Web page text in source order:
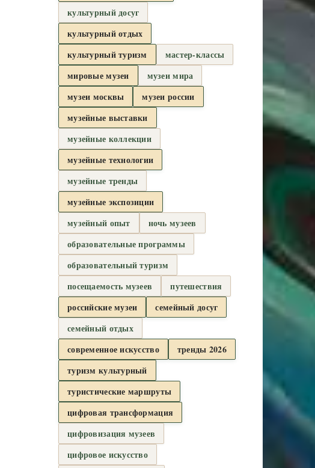
культурный досуг
культурный отдых
культурный туризм
мастер-классы
мировые музеи
музеи мира
музеи москвы
музеи россии
музейные выставки
музейные коллекции
музейные технологии
музейные тренды
музейные экспозиции
музейный опыт
ночь музеев
образовательные программы
образовательный туризм
посещаемость музеев
путешествия
российские музеи
семейный досуг
семейный отдых
современное искусство
тренды 2026
туризм культурный
туристические маршруты
цифровая трансформация
цифровизация музеев
цифровое искусство